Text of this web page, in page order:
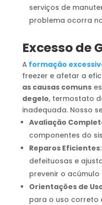
serviços de
problema ocorra
Excesso de
A formação
freezer e afetar a
as causas comuns
degelo, termostato
inadequada. Nosso
Avaliação
componentes do
Reparos Eficientes
defeituosas e
prevenir o acúmulo
Orientações de
para o uso correto